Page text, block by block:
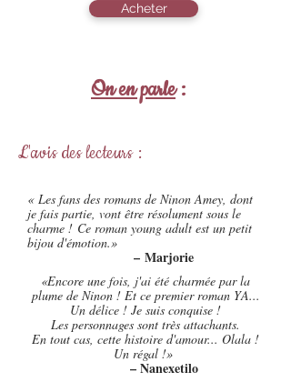
Acheter
On en parle:
L'avis des lecteurs :
« Les fans des romans de Ninon Amey, dont
je fais partie, vont être résolument sous le
charme ! Ce roman young adult est un petit
bijou d'émotion.»
– Marjorie
«Encore une fois, j'ai été charmée par la
plume de Ninon ! Et ce premier roman YA...
Un délice ! Je suis conquise !
Les personnages sont très attachants.
En tout cas, cette histoire d'amour... Olala !
Un régal !»
– Nanexetilo